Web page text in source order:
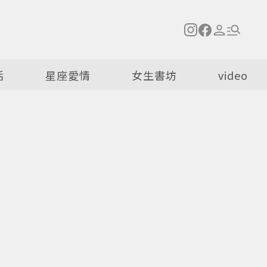
星座愛情 女生書坊 video